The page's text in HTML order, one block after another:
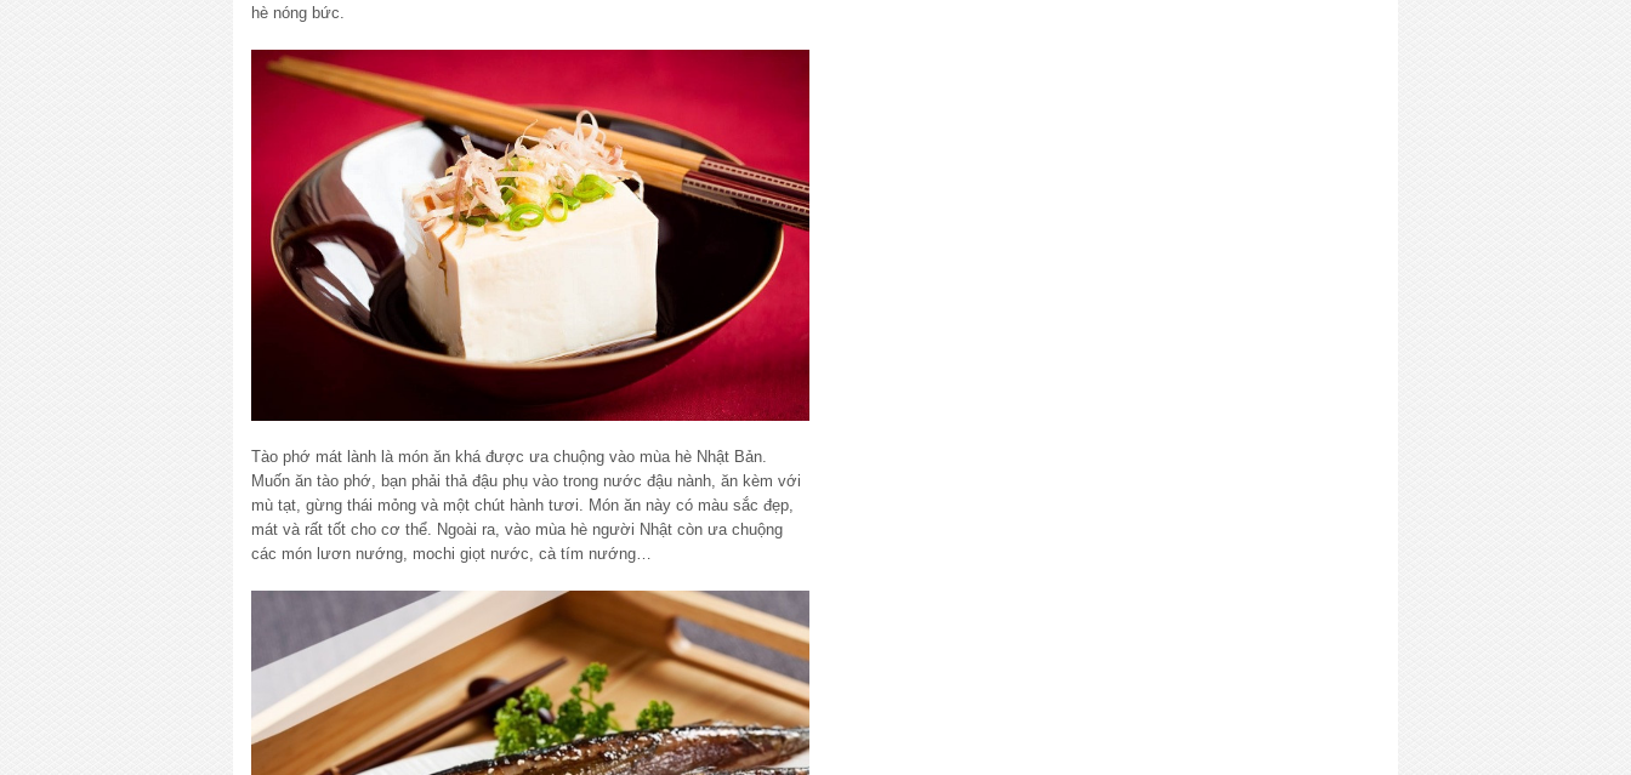
hè nóng bức.
Tào phớ mát lành là món ăn khá được ưa chuộng vào mùa hè Nhật Bản.
Muốn ăn tào phớ, bạn phải thả đậu phụ vào trong nước đậu nành, ăn kèm với
mù tạt, gừng thái mỏng và một chút hành tươi. Món ăn này có màu sắc đẹp,
mát và rất tốt cho cơ thể. Ngoài ra, vào mùa hè người Nhật còn ưa chuộng
các món lươn nướng, mochi giọt nước, cà tím nướng…